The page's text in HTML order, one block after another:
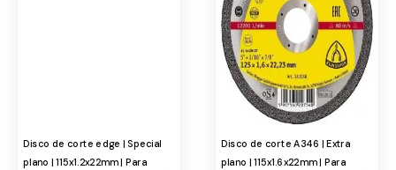
Disco de corte edge | Special
plano | 115x1.2x22mm | Para
Disco de corte A346 | Extra
plano | 115x1.6x22mm | Para